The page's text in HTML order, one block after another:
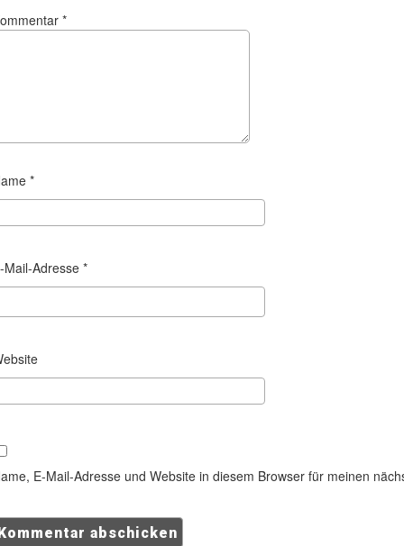
*
*
Mail-Adresse*
E-Mail-Adresse und Website in diesem Browser für meinen